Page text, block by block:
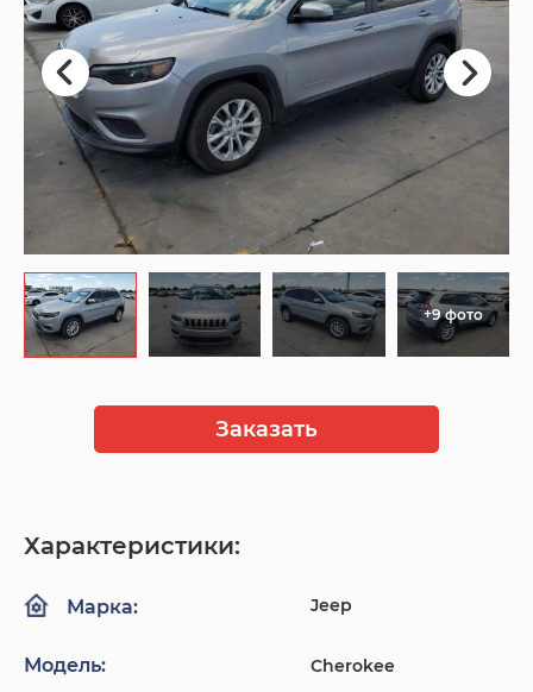
+9 фото
Заказать
Характеристики:
Марка: Jeep
Модель: Cherokee